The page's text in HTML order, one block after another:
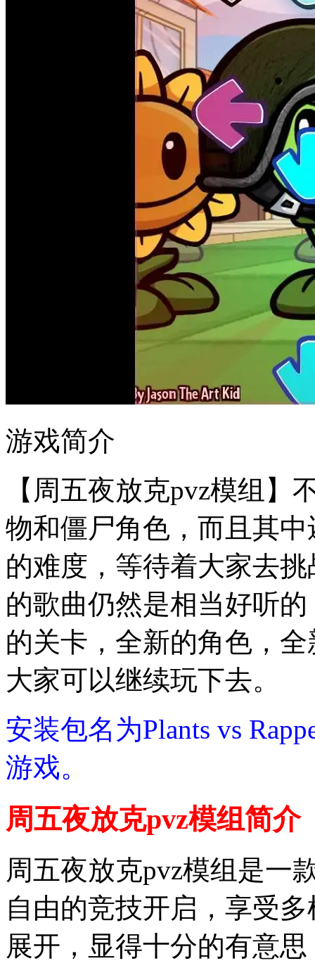
游戏简介
【周五夜放克pvz模组】
物和僵尸角色，而且其
的难度，等待着大家去挑
的歌曲仍然是相当好听
的关卡，全新的角色，
大家可以继续玩下去。
安装包名为Plants vs
游戏。
周五夜放克pvz模组简介
周五夜放克pvz模组是一
自由的竞技开启，享受
展开，显得十分的有意